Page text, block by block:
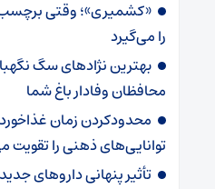
«کشمیری»؛ وقتی
را می‌گیرد
بهترین نژادهای سگ
محافظان وفادار باغ شما
توانایی‌های ذهنی را تقویت
تأثیر پنهانی داروهای